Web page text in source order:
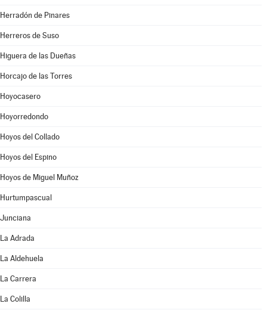
Herradón de Pinares
Herreros de Suso
Higuera de las Dueñas
Horcajo de las Torres
Hoyocasero
Hoyorredondo
Hoyos del Collado
Hoyos del Espino
Hoyos de Miguel Muñoz
Hurtumpascual
Junciana
La Adrada
La Aldehuela
La Carrera
La Colilla